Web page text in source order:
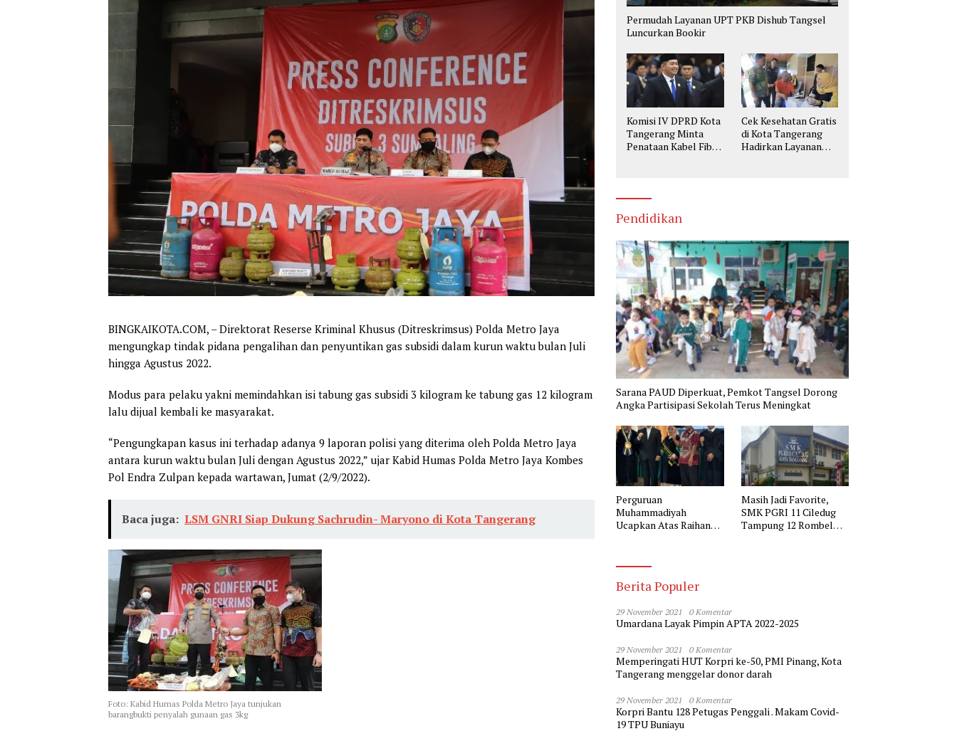
BINGKAIKOTA.COM, – Direktorat Reserse Kriminal Khusus (Ditreskrimsus) Polda Metro Jaya
mengungkap tindak pidana pengalihan dan penyuntikan gas subsidi dalam kurun waktu bulan Juli
hingga Agustus 2022.
Modus para pelaku yakni memindahkan isi tabung gas subsidi 3 kilogram ke tabung gas 12 kilogram
lalu dijual kembali ke masyarakat.
“Pengungkapan kasus ini terhadap adanya 9 laporan polisi yang diterima oleh Polda Metro Jaya
antara kurun waktu bulan Juli dengan Agustus 2022,” ujar Kabid Humas Polda Metro Jaya Kombes
Pol Endra Zulpan kepada wartawan, Jumat (2/9/2022).
Baca juga: LSM GNRI Siap Dukung Sachrudin- Maryono di Kota Tangerang
Foto: Kabid Humas Polda Metro Jaya tunjukan
barangbukti penyalah gunaan gas 3kg
Permudah Layanan UPT PKB Dishub Tangsel
Luncurkan Bookir
Komisi IV DPRD Kota
Tangerang Minta
Penataan Kabel Fiber
Cek Kesehatan Gratis
di Kota Tangerang
Hadirkan Layanan
Pendidikan
Sarana PAUD Diperkuat, Pemkot Tangsel Dorong
Angka Partisipasi Sekolah Terus Meningkat
Perguruan
Muhammadiyah
Ucapkan Atas Raihan
Tangerang
Masih Jadi Favorite,
SMK PGRI 11 Ciledug
Tampung 12 Rombel
Berita Populer
29 November 2021 0 Komentar
Umardana Layak Pimpin APTA 2022-2025
29 November 2021 0 Komentar
Memperingati HUT Korpri ke-50, PMI Pinang, Kota
Tangerang menggelar donor darah
29 November 2021 0 Komentar
Korpri Bantu 128 Petugas Penggali . Makam Covid-
19 TPU Buniayu